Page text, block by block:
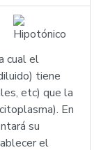
cual el
tiene
etc) que la
En
su
el